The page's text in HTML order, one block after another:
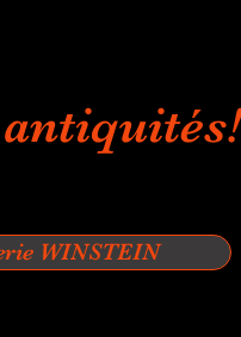
WINSTEIN